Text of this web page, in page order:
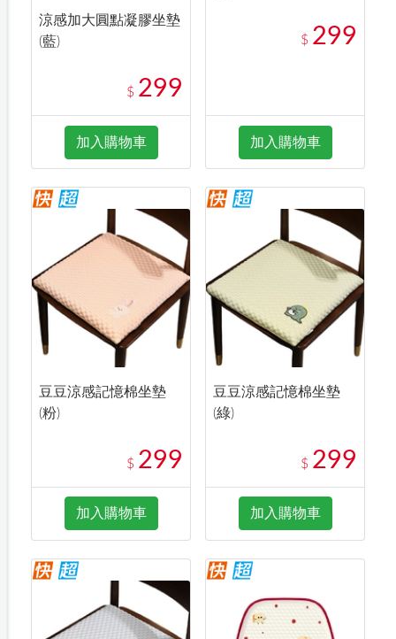
涼感加大圓點凝膠坐墊
(藍)
$ 299
加入購物車
$ 299
加入購物車
豆豆涼感記憶棉坐墊
(粉)
$ 299
加入購物車
豆豆涼感記憶棉坐墊
(綠)
$ 299
加入購物車